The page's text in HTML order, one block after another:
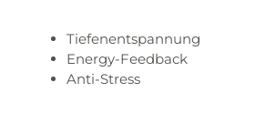
Tiefenentspannung
Energy-Feedback
Anti-Stress